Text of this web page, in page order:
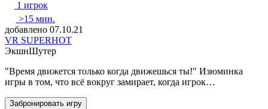
1 игрок
>15 мин.
добавлено 07.10.21
VR SUPERHOT
ЭкшнШутер
"Время движется только когда движешься ты!" Изюминка
игры в том, что всё вокруг замирает, когда игрок…
Забронировать игру